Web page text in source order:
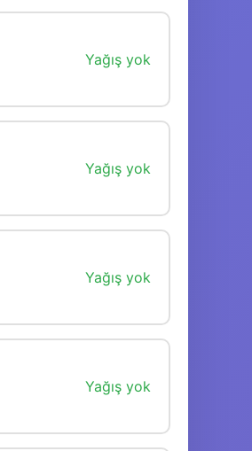
Yağış yok
Yağış yok
Yağış yok
Yağış yok